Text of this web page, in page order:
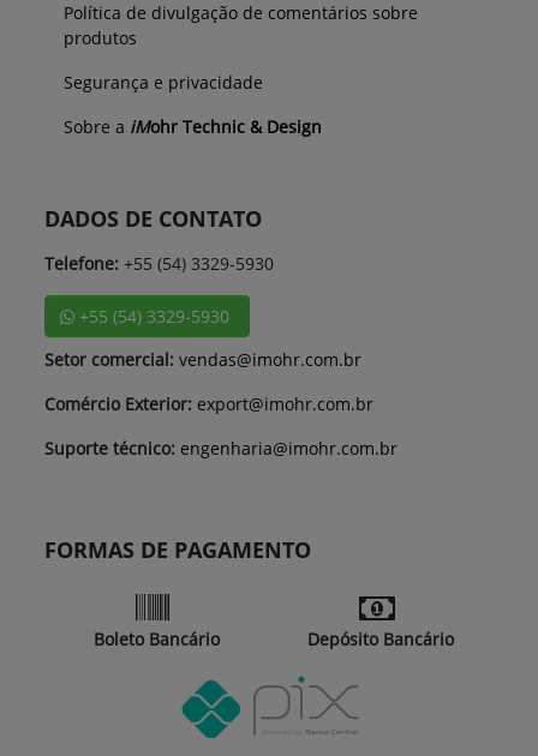
Política de divulgação de comentários sobre
produtos
Segurança e privacidade
Sobre a iMohr Technic & Design
DADOS DE CONTATO
Telefone: +55 (54) 3329-5930
+55 (54) 3329-5930
Setor comercial: vendas@imohr.com.br
Comércio Exterior: export@imohr.com.br
Suporte técnico: engenharia@imohr.com.br
FORMAS DE PAGAMENTO
Boleto Bancário Depósito Bancário